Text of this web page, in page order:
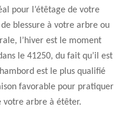
pour l’étêtage de votre
blessure à votre arbre ou
l’hiver est le moment
le 41250, du fait qu’il est
est le plus qualifié
favorable pour pratiquer
votre arbre à étêter.